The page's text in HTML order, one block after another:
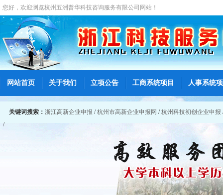
您好，欢迎浏览杭州五洲普华科技咨询服务有限公司 网站！
网站首页 关于我们 立项公告 工商系统项目 人事系统
关键词搜索： 浙江高新企业申报 /杭州市高新企业申报网 /杭州科技初创企业申报
/